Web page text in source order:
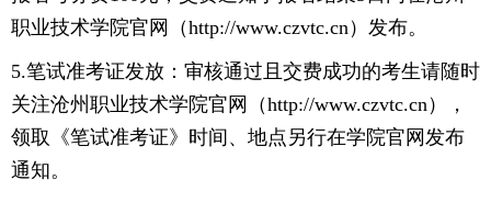
职业技术学院官网（http://www.czvtc.cn）发布。
5.笔试准考证发放：审核通过且交费成功的考生请随时
关注沧州职业技术学院官网（http://www.czvtc.cn），
领取《笔试准考证》时间、地点另行在学院官网发布
通知。